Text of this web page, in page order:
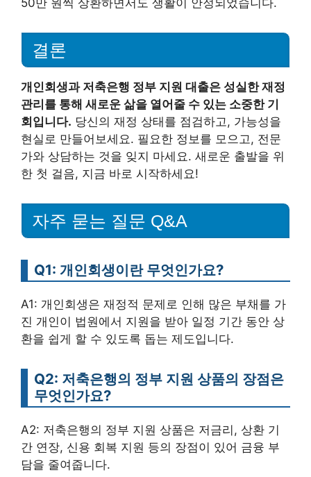
50만 원씩 상환하면서도 생활이 안정되었습니다.
결론
개인회생과 저축은행 정부 지원 대출은 성실한 재정
관리를 통해 새로운 삶을 열어줄 수 있는 소중한 기
회입니다. 당신의 재정 상태를 점검하고, 가능성을
현실로 만들어보세요. 필요한 정보를 모으고, 전문
가와 상담하는 것을 잊지 마세요. 새로운 출발을 위
한 첫 걸음, 지금 바로 시작하세요!
자주 묻는 질문 Q&A
Q1: 개인회생이란 무엇인가요?
A1: 개인회생은 재정적 문제로 인해 많은 부채를 가
진 개인이 법원에서 지원을 받아 일정 기간 동안 상
환을 쉽게 할 수 있도록 돕는 제도입니다.
Q2: 저축은행의 정부 지원 상품의 장점은
무엇인가요?
A2: 저축은행의 정부 지원 상품은 저금리, 상환 기
간 연장, 신용 회복 지원 등의 장점이 있어 금융 부
담을 줄여줍니다.